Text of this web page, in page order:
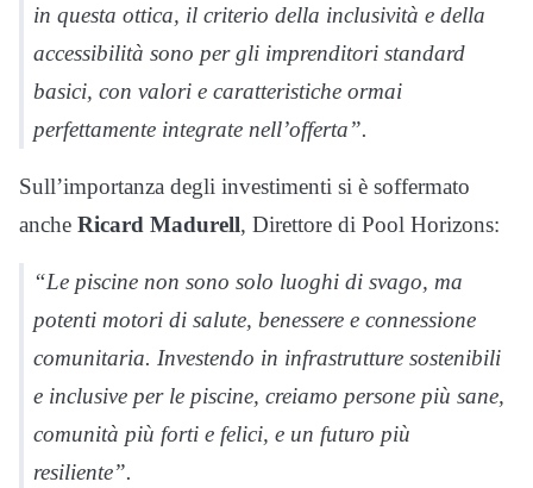
in questa ottica, il criterio della inclusività e della
accessibilità sono per gli imprenditori standard
basici, con valori e caratteristiche ormai
perfettamente integrate nell’offerta”.
Sull’importanza degli investimenti si è soffermato
anche Ricard Madurell, Direttore di Pool Horizons:
“Le piscine non sono solo luoghi di svago, ma
potenti motori di salute, benessere e connessione
comunitaria. Investendo in infrastrutture sostenibili
e inclusive per le piscine, creiamo persone più sane,
comunità più forti e felici, e un futuro più
resiliente”.